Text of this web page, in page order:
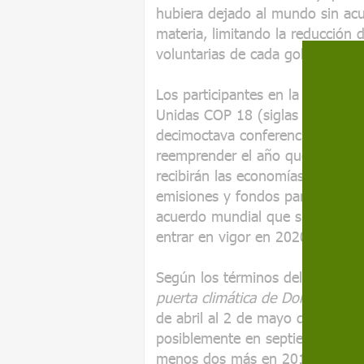
hubiera dejado al mundo sin
materia, limitando la reducción
voluntarias de cada gobierno
Los participantes en la Cumbre
Unidas COP 18 (siglas en
decimoctava conferencia, nada
reemprender el año que viene
recibirán las economías en
emisiones y fondos para
acuerdo mundial que supere
entrar en vigor en 2020.
Según los términos del
puerta climática de Doha
, la
de abril al 2 de mayo de 2013
posiblemente en septiembre de
menos dos más en 2014 y